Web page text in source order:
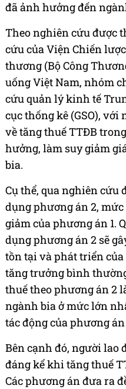
đã ảnh hưởng đến
Theo nghiên cứu được
cứu của Viện Chiến
thương (Bộ Công
uống Việt Nam, nhóm
cứu quản lý kinh tế
cục thống kê (GSO),
về tăng thuế TTĐB
hưởng, làm suy giảm
bia.
Cụ thể, qua nghiên cứu
dụng phương án 2, mức
giảm của phương án 1.
dụng phương án 2 sẽ
tồn tại và phát triển
tăng trưởng bình
thuế theo phương án 2
ngành bia ở mức lớn
tác động của phương án
Bên cạnh đó, người lao
đáng kể khi tăng thuế
Các phương án đưa ra